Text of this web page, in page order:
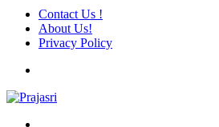
Contact Us !
About Us!
Privacy Policy